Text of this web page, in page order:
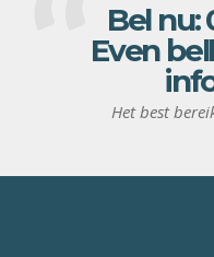
Bel nu:
Even
Het best